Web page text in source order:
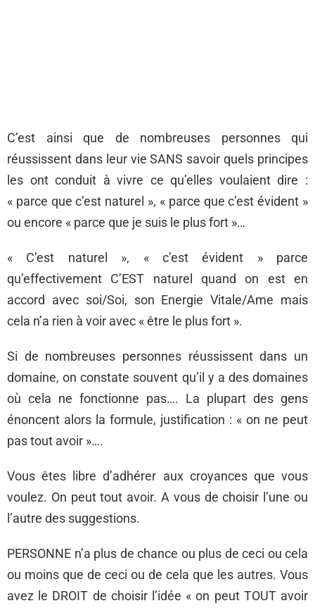
C’est ainsi que de nombreuses personnes qui
réussissent dans leur vie SANS savoir quels principes
les ont conduit à vivre ce qu’elles voulaient dire :
« parce que c’est naturel », « parce que c’est évident »
ou encore « parce que je suis le plus fort »…
« C’est naturel », « c’est évident » parce
qu’effectivement C’EST naturel quand on est en
accord avec soi/Soi, son Energie Vitale/Ame mais
cela n’a rien à voir avec « être le plus fort ».
Si de nombreuses personnes réussissent dans un
domaine, on constate souvent qu’il y a des domaines
où cela ne fonctionne pas…. La plupart des gens
énoncent alors la formule, justification : « on ne peut
pas tout avoir »….
Vous êtes libre d’adhérer aux croyances que vous
voulez. On peut tout avoir. A vous de choisir l’une ou
l’autre des suggestions.
PERSONNE n’a plus de chance ou plus de ceci ou cela
ou moins que de ceci ou de cela que les autres. Vous
avez le DROIT de choisir l’idée « on peut TOUT avoir